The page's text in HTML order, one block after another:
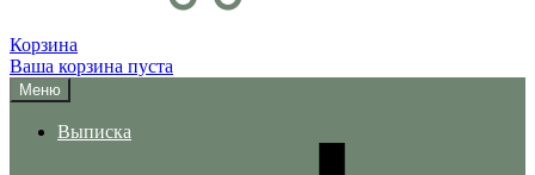
Корзина
Ваша корзина пуста
Меню
Выписка